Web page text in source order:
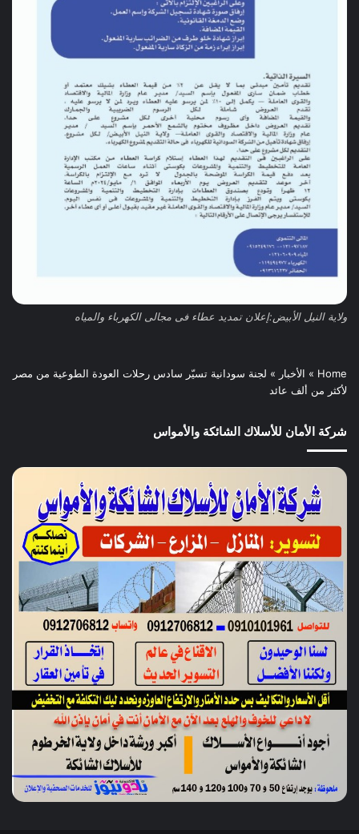
ولاية النيل الأبيض:إعلان تمديد عطاء فى مجالى الكهرباء والمياه
Home
» الأخبار » لجنة سودانية تسيّر سادس رحلات العودة الطوعية من مصر
لأكثر من ألف عائد
شركة الأمان للأسلاك الشائكة والأمواس